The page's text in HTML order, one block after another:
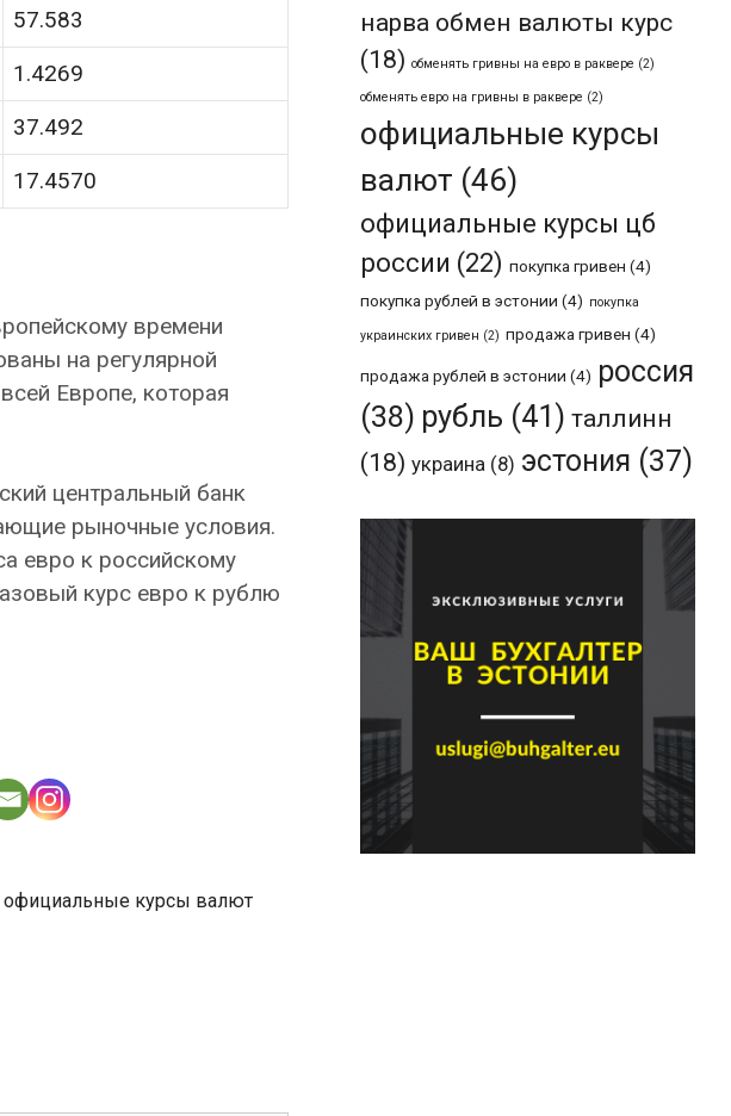
57.583
1.4269
37.492
17.4570
времени
на регулярной
Европе, которая
центральный банк
рыночные условия.
евро к российскому
курс евро к рублю
официальные курсы валют
нарва обмен валюты курс
(18) обменять гривны на евро в раквере (2)
обменять евро на гривны в раквере (2)
официальные курсы
валют (46)
официальные курсы цб
россии (22) покупка гривен (4)
покупка рублей в эстонии (4) покупка
украинских гривен (2) продажа гривен (4)
продажа рублей в эстонии (4) россия
(38) рубль (41) таллинн
(18) украина (8) эстония (37)